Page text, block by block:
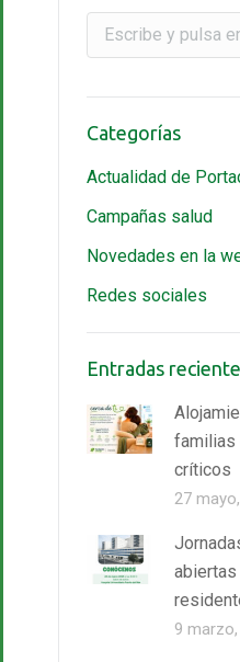
Categorías
Actualidad de
Campañas salud
Novedades en la
Redes sociales
Entradas
familias
críticos
27
9